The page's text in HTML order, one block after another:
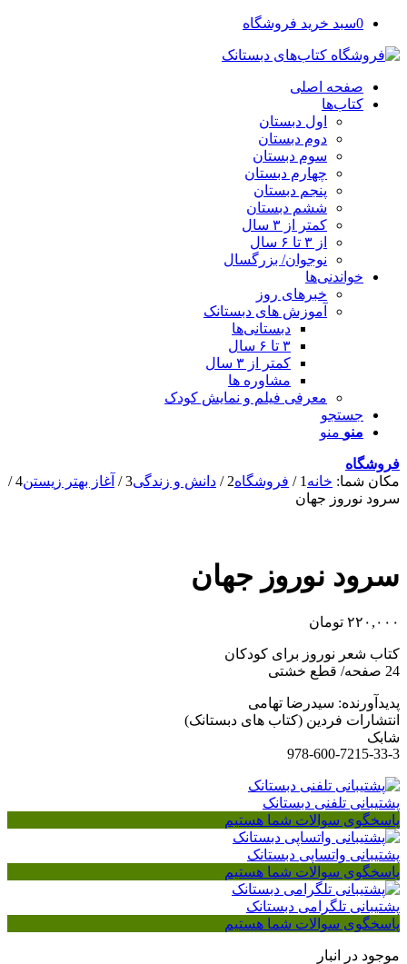
0سبد خرید فروشگاه
صفحه اصلی
کتاب‌ها
اول دبستان
دوم دبستان
سوم دبستان
چهارم دبستان
پنجم دبستان
ششم دبستان
کمتر از ۳ سال
از ۳ تا ۶ سال
نوجوان/ بزرگسال
خواندنی‌ها
خبرهای روز
آموزش های دبستانک
دبستانی‌ها
۳ تا ۶ سال
کمتر از ۳ سال
مشاوره ها
معرفی فیلم و نمایش کودک
جستجو
منو منو
فروشگاه
مکان شما: خانه 1
/ فروشگاه2
/ دانش و زندگی3
/ آغاز بهتر زیستن4
/
سرود نوروز جهان
سرود نوروز جهان
۲۲۰,۰۰۰ تومان
کتاب شعر نوروز برای کودکان
24 صفحه/ قطع خشتی
پدیدآورنده: سیدرضا تهامی
انتشارات فردین (کتاب های دبستانک)
شابک
978-600-7215-33-3
پشتیبانی تلفنی دبستانک
پاسخگوی سوالات شما هستیم
پشتیبانی واتساپی دبستانک
پاسخگوی سوالات شما هستیم
پشتیبانی تلگرامی دبستانک
پاسخگوی سوالات شما هستیم
موجود در انبار